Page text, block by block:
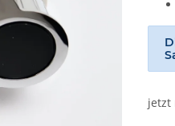
jetzt